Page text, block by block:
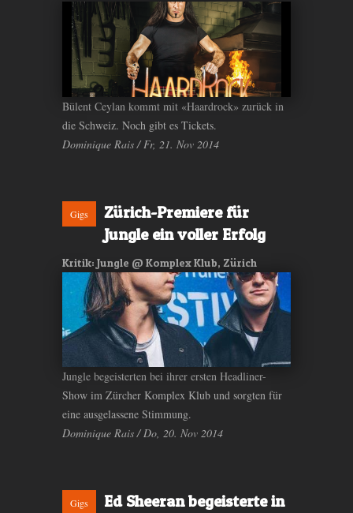
Bülent Ceylan kommt mit «Haardrock» zurück in
die Schweiz. Noch gibt es Tickets.
Dominique Rais / Fr, 21. Nov 2014
Gigs
Zürich-Premiere für
Jungle ein voller Erfolg
Kritik: Jungle @ Komplex Klub, Zürich
Jungle begeisterten bei ihrer ersten Headliner-
Show im Zürcher Komplex Klub und sorgten für
eine ausgelassene Stimmung.
Dominique Rais / Do, 20. Nov 2014
Gigs
Ed Sheeran begeisterte in